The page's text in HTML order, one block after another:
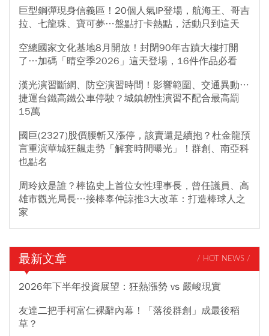
巨型鋼彈現身信義區！20個人氣IP登場，航海王、哥吉
拉、七龍珠、寶可夢…盤點打卡熱點，活動只到這天
空總國家文化基地8月開放！封閉90年古蹟大樓打開
了…加碼「晴空季2026」這天登場，16件作品必看
漢光演習斷網、防空演習時間！影響範圍、交通異動…
捷運台鐵高鐵公車停駛？城鎮韌性演習不配合最高罰
15萬
國巨(2327)股價腰斬又漲停，該賣還是續抱？杜金龍預
言重演華城狂飆走勢「解套時間曝光」！群創、南亞科
也點名
周玲妏是誰？棒協史上首位女性理事長，曾任議員、高
雄市觀光局長…接棒辜仲諒推3大改革：打造棒球人之
家
最新文章 / HOT NEWS /
2026年下半年投資展望：狂熱漲勢 vs 嚴峻現實
友達二把手柯富仁裸辭內幕！「落後群創」成最後稻
草？